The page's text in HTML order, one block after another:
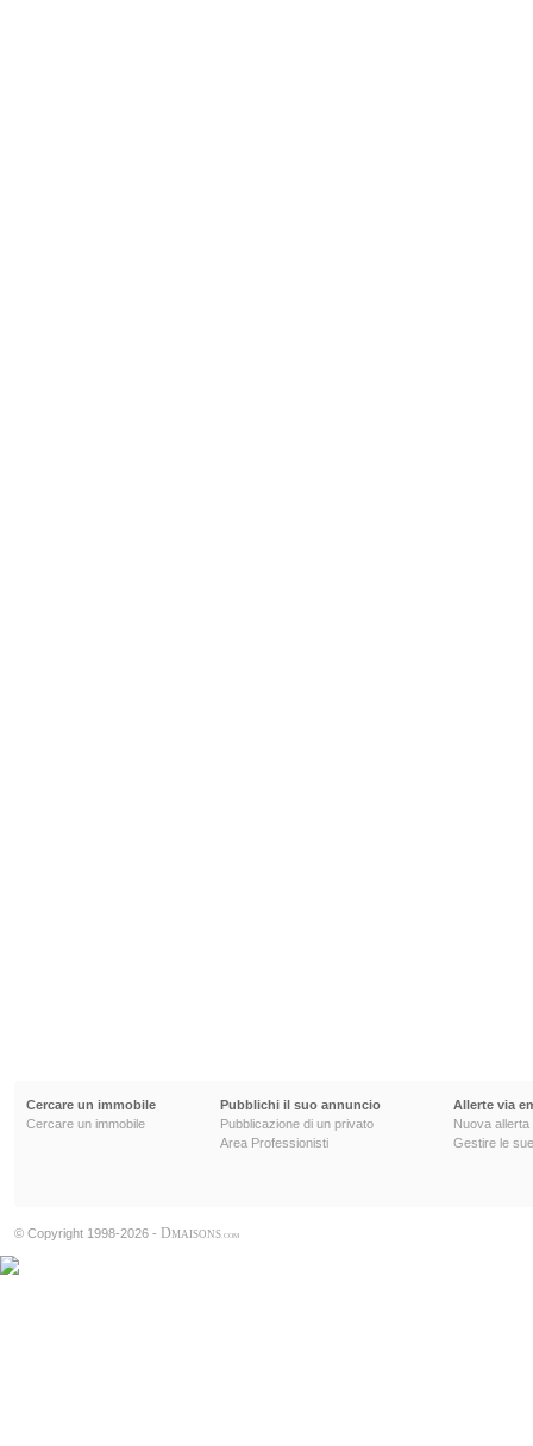
Cercare un immobile
Cercare un immobile
Pubblichi il suo annuncio
Pubblicazione di un privato
Area Professionisti
Allerte via
Nuova allerta
Gestire le
© Copyright 1998-2026 - DMAISONS .COM